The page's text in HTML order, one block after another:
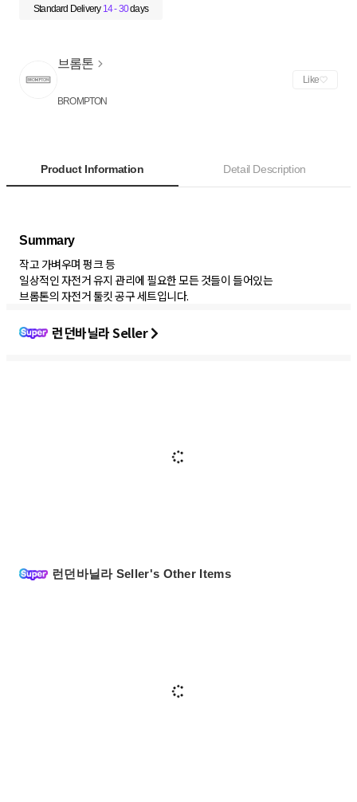
Standard Delivery 14 - 30days
브롬톤
BROMPTON
Like
Product Information Detail Description
Summary
작고 가벼우며 펑크 등
일상적인 자전거 유지 관리 에 필요한 모든 것들이 들어있는
브롬톤의 자전거 툴킷 공구 세트입니다.
런던바닐라 Seller
런던바닐라 Seller's Other Items